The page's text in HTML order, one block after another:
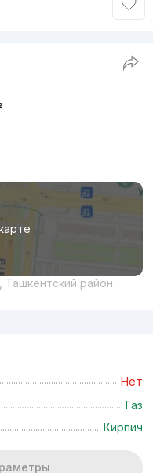
Ташкентский район
Нет
Газ
Кирпич